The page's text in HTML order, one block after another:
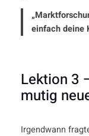
einfach deine
Lektion 3
mutig
Irgendwann